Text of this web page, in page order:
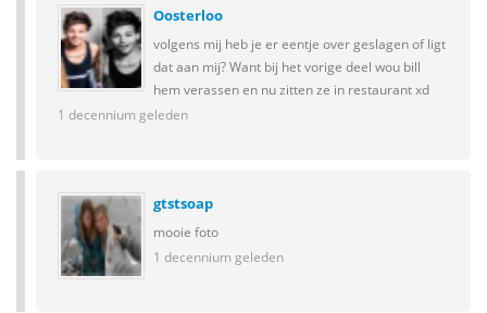
Oosterloo
volgens mij heb je er eentje over geslagen of ligt
dat aan mij? Want bij het vorige deel wou bill
hem verassen en nu zitten ze in restaurant xd
1 decennium geleden
gtstsoap
mooie foto
1 decennium geleden